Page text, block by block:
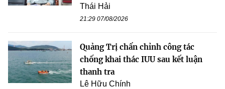
Thái Hải
21:29 07/08/2026
Quảng Trị chấn chỉnh công tác
chống khai thác IUU sau kết luận
thanh tra
Lê Hữu Chính